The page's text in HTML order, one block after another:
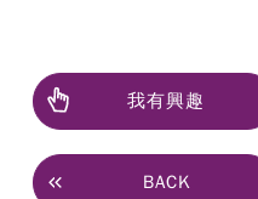
我有興趣
BACK